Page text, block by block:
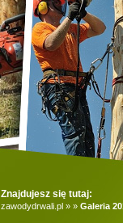
Znajdujesz się tutaj:
zawodydrwali.pl » » Galeria